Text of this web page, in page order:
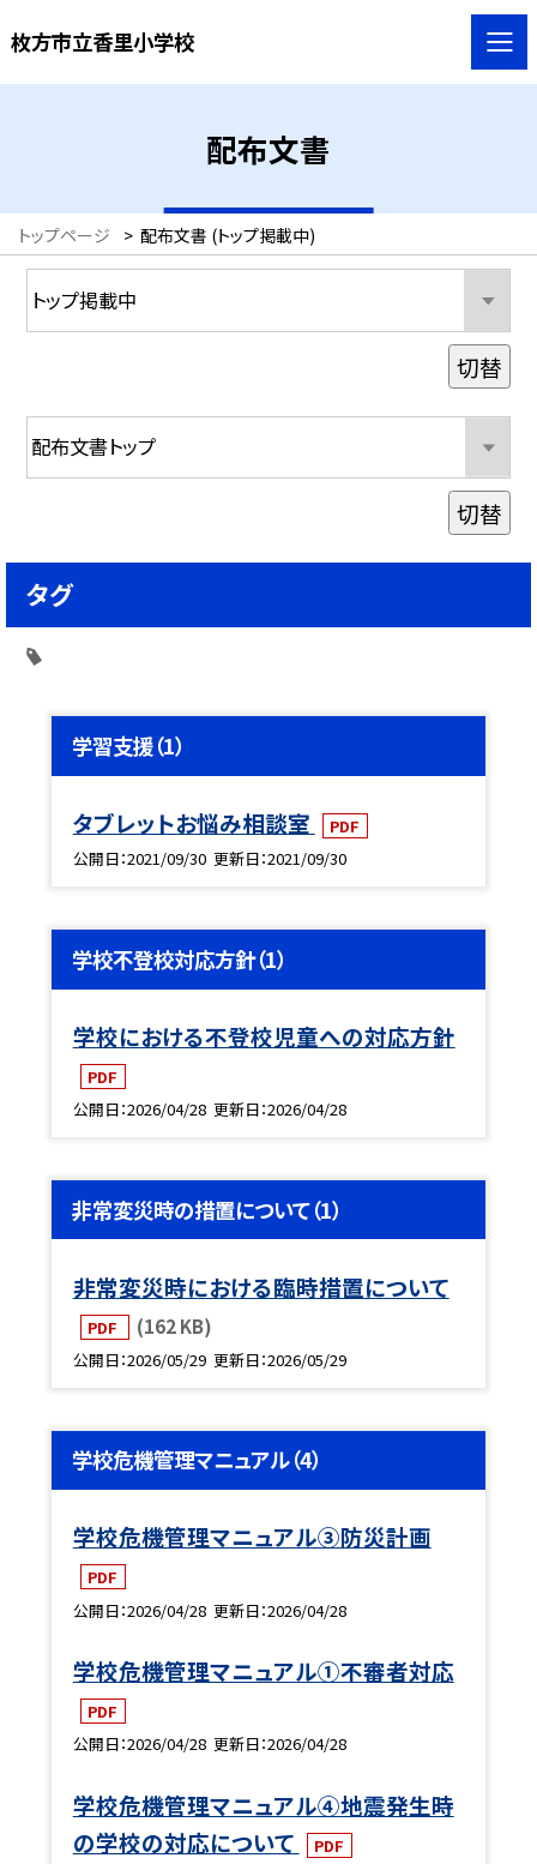
枚方市立香里小学校
配布文書
トップページ > 配布文書 (トップ掲載中)
学習支援（1）
タブレットお悩み相談室
PDF
公開日 2021/09/30 更新日 2021/09/30
学校不登校対応方針（1）
学校における不登校児童への対応方針
PDF
公開日 2026/04/28 更新日 2026/04/28
非常変災時の措置について（1）
非常変災時における臨時措置について
PDF (162 KB)
公開日 2026/05/29 更新日 2026/05/29
学校危機管理マニュアル（4）
学校危機管理マニュアル③防災計画
PDF
公開日 2026/04/28 更新日 2026/04/28
学校危機管理マニュアル①不審者対応
PDF
公開日 2026/04/28 更新日 2026/04/28
学校危機管理マニュアル④地震発生時
の学校の対応について
PDF
切替
切替
タグ